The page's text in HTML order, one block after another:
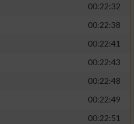
00:22:32
00:22:38
00:22:41
00:22:43
00:22:48
00:22:49
00:22:51